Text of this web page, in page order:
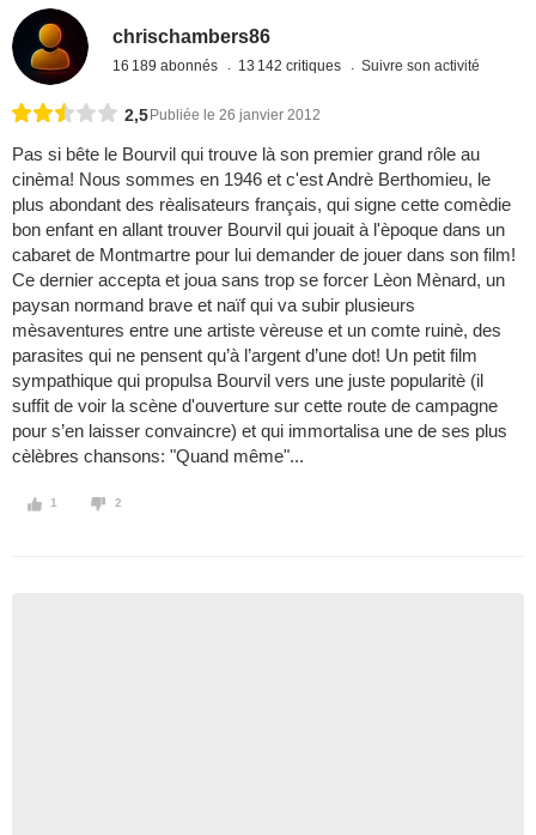
chrischambers86
16 189 abonnés 13 142 critiques Suivre son activité
2,5 Publiée le 26 janvier 2012
Pas si bête le Bourvil qui trouve là son premier grand rôle au
cinèma! Nous sommes en 1946 et c'est Andrè Berthomieu, le
plus abondant des rèalisateurs français, qui signe cette comèdie
bon enfant en allant trouver Bourvil qui jouait à l'èpoque dans un
cabaret de Montmartre pour lui demander de jouer dans son film!
Ce dernier accepta et joua sans trop se forcer Lèon Mènard, un
paysan normand brave et naïf qui va subir plusieurs
mèsaventures entre une artiste vèreuse et un comte ruinè, des
parasites qui ne pensent qu’à l’argent d’une dot! Un petit film
sympathique qui propulsa Bourvil vers une juste popularitè (il
suffit de voir la scène d'ouverture sur cette route de campagne
pour s’en laisser convaincre) et qui immortalisa une de ses plus
cèlèbres chansons: "Quand même"...
1 2